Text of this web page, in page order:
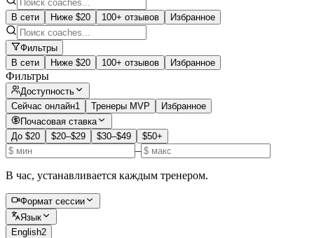
В сети Ниже $20 100+ отзывов Избранное
Фильтры
В сети
Ниже $20 100+ отзывов Избранное
Фильтры
Доступность
Сейчас онлайн1 Тренеры MVP
Избранное
Почасовая ставка
До $20
$20–$29 $30–$49 $50+
–
В час, устанавливается каждым тренером.
Формат сессии
Язык
English2